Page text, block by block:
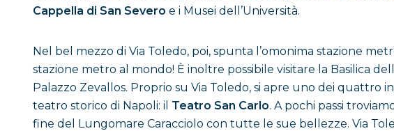
Cappella di San Severo e i Musei dell’Università.
Nel bel mezzo di Via Toledo, poi, spunta l’omonima stazione
stazione metro al mondo! È inoltre possibile visitare la Basilica
Palazzo Zevallos. Proprio su Via Toledo, si apre uno dei
teatro storico di Napoli: il Teatro San Carlo. A pochi passi
fine del Lungomare Caracciolo con tutte le sue bellezze. Via